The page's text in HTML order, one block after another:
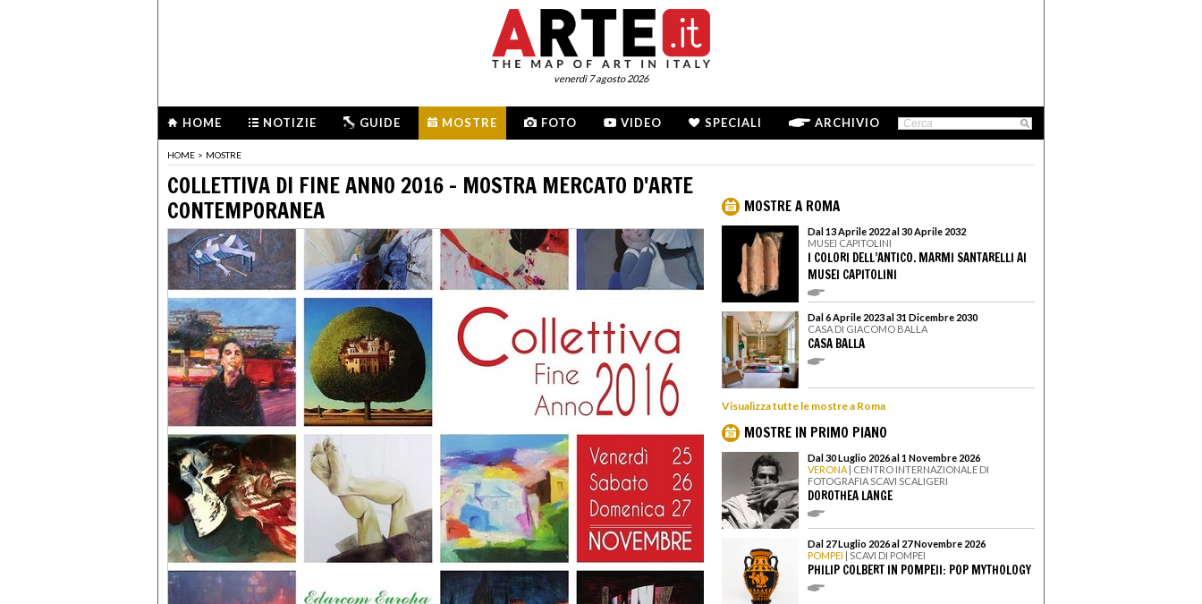
venerdì 7 agosto 2026
HOME NOTIZIE GUIDE MOSTRE FOTO VIDEO SPECIALI ARCHIVIO
HOME > MOSTRE
COLLETTIVA DI FINE ANNO 2016 - MOSTRA MERCATO D'ARTE
CONTEMPORANEA
MOSTRE A ROMA
Dal 13 Aprile 2022 al 30 Aprile 2032
MUSEI CAPITOLINI
I COLORI DELL’ANTICO. MARMI SANTARELLI AI
MUSEI CAPITOLINI
Dal 6 Aprile 2023 al 31 Dicembre 2030
CASA DI GIACOMO BALLA
CASA BALLA
Visualizza tutte le mostre a Roma
MOSTRE IN PRIMO PIANO
Dal 30 Luglio 2026 al 1 Novembre 2026
VERONA | CENTRO INTERNAZIONALE DI
FOTOGRAFIA SCAVI SCALIGERI
DOROTHEA LANGE
Dal 27 Luglio 2026 al 27 Novembre 2026
POMPEI | SCAVI DI POMPEI
PHILIP COLBERT IN POMPEII: POP MYTHOLOGY